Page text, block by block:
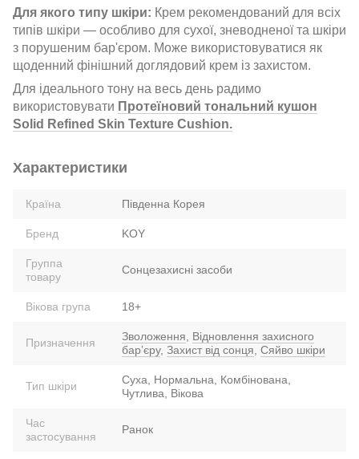
Для якого типу шкіри: Крем рекомендований для всіх
типів шкіри — особливо для сухої, зневодненої та шкіри
з порушеним бар'єром. Може використовуватися як
щоденний фінішний доглядовий крем із захистом.
Для ідеального тону на весь день радимо
використовувати Протеїновий тональний кушон
Solid Refined Skin Texture Cushion.
Характеристики
Країна Південна Корея
Бренд KOY
Группа
товару
Сонцезахисні засоби
Вікова група 18+
Призначення Зволоження
Відновлення захисного
барʼєру, Захист від сонця Сяйво шкіри
Тип шкіри
Суха, Нормальна, Комбінована,
Чутлива, Вікова
Час
застосування
Ранок